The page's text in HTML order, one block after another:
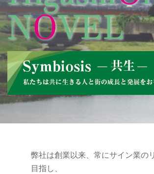
弊社は創業以来、常にサイン業の
目指し、